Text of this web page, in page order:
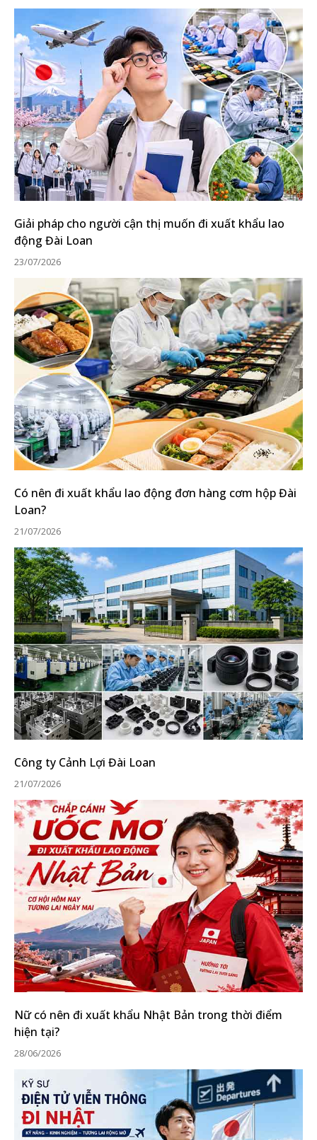
Giải pháp cho người cận thị muốn đi xuất khẩu lao
động Đài Loan
23/07/2026
Có nên đi xuất khẩu lao động đơn hàng cơm hộp Đài
Loan?
21/07/2026
Công ty Cảnh Lợi Đài Loan
21/07/2026
Nữ có nên đi xuất khẩu Nhật Bản trong thời điểm
hiện tại?
28/06/2026